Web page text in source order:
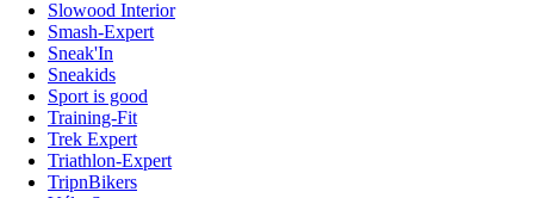
Slowood Interior
Smash-Expert
Sneak'In
Sneakids
Sport is good
Training-Fit
Trek Expert
Triathlon-Expert
TripnBikers